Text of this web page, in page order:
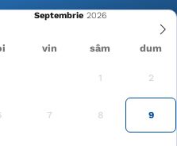
Cele mai recente
Septembrie
vin sâm dum
1 2
7 8 9